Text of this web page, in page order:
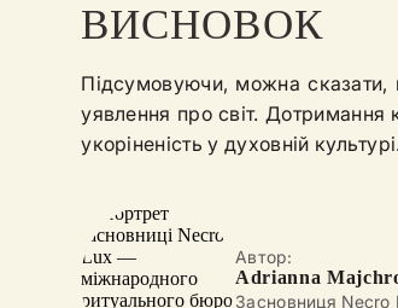
ВИСНОВОК
Підсумовуючи, можна сказати,
уявлення про світ. Дотримання
укоріненість у духовній
Автор:
Adrianna
Засновниця